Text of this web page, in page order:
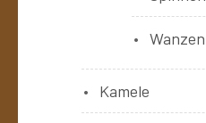
Wanzen
Kamele